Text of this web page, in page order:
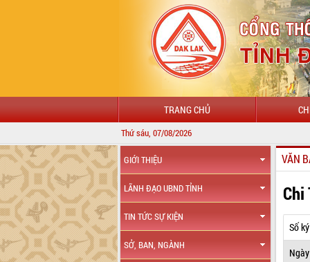
TRANG CHỦ
Thứ sáu, 07/08/2026
GIỚI THIỆU
LÃNH ĐẠO UBND TỈNH
TIN TỨC SỰ KIỆN
SỞ, BAN, NGÀNH
VĂN
Chi
Số